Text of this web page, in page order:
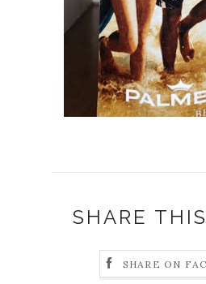
SHARE
SHARE ON